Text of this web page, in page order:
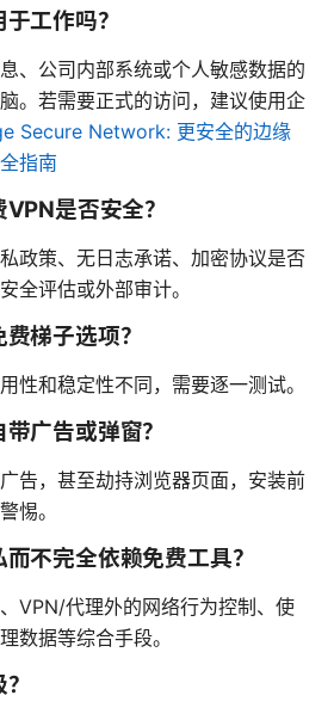
工作吗？
、公司内部系统或个人敏感数据的
。若需要正式的访问，建议使用企
Secure Network: 更安全的边缘
指南
是否安全？
政策、无日志承诺、加密协议是否
全评估或外部审计。
梯子选项？
性和稳定性不同，需要逐一测试。
广告或弹窗？
告，甚至劫持浏览器页面，安装前
惕。
不完全依赖免费工具？
VPN/代理外的网络行为控制、使
数据等综合手段。